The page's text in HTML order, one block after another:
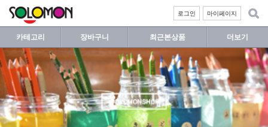
마이페이지
로그인
카테고리 장바구니 최근본상품 더보기